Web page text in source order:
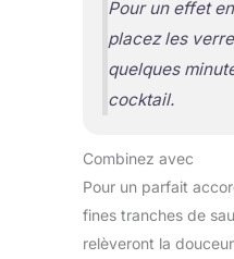
Pour un effet
placez les
quelques
cocktail.
Combinez avec
Pour un parfait
fines tranches de
relèveront la